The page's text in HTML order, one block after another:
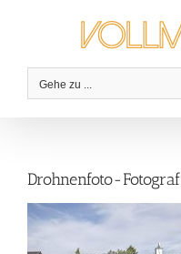
Gehe zu ...
Drohnenfoto-Fotograf